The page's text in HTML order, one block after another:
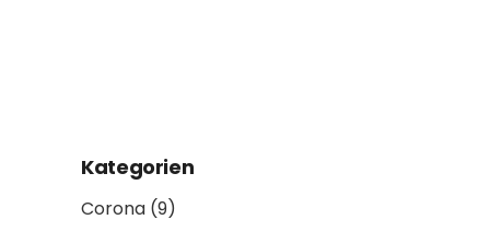
Kategorien
Corona (9)